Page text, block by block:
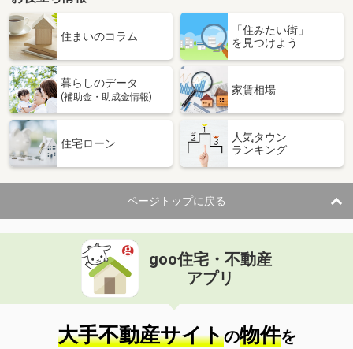
価 格
1,980万円
熊本県熊本市東区長嶺東２
建物面積 171.26m²
土地面積
230.32m²
熊本県熊本市東区三郎１
3,800万円
住 所
熊本県熊本市東区三郎１
建物面積 129.59m²
土地面積 155.48m²
熊本県菊池郡大津町大字大津
価 格
1,900万円
住 所
熊本県菊池郡大津町大字大津
建物面積 154.29m²
土地面積
240.37m²
住まいのコラム
「住みたい街」
を見つけよう
暮らしのデータ
(補助金・助成金情報)
家賃相場
住宅ローン
人気タウン
ランキング
ページトップに戻る
goo住宅・不動産
アプリ
大手不動産サイトの物件を